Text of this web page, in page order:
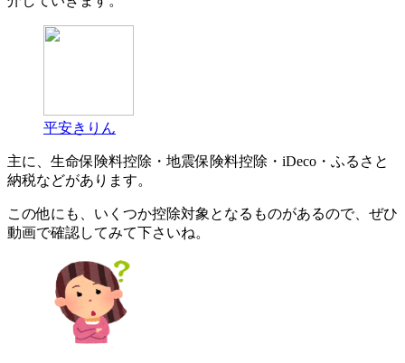
平安きりん
主に、生命保険料控除・地震保険料控除・iDeco・ふるさと
納税などがあります。
この他にも、いくつか控除対象となるものがあるので、ぜひ
動画で確認してみて下さいね。